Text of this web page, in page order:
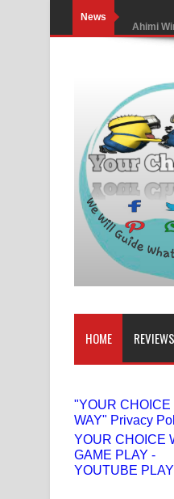
News
Obamai
Pansal
DEAR
Dai Dai
Numba
Doni
HOME REVIEWS
"YOUR CHOICE
WAY" Privacy
YOUR CHOICE
GAME PLAY -
YOUTUBE